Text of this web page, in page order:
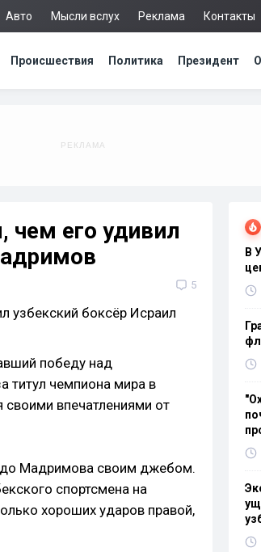
Авто Мысли вслух Реклама Контакты
Происшествия Политика Президент
чем его удивил
5
победу над
чемпиона мира в
своими впечатлениями от
до Мадримова своим джебом.
спортсмена на
хороших ударов правой,
В